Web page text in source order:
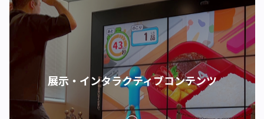
展示・インタラクティブコンテンツ